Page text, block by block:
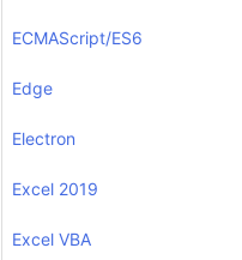
ECMAScript/ES6
Edge
Electron
Excel 2019
Excel VBA